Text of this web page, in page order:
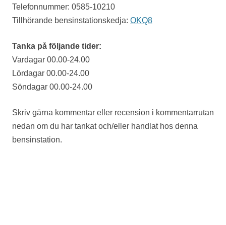
Telefonnummer: 0585-10210
Tillhörande bensinstationskedja: OKQ8
Tanka på följande tider:
Vardagar 00.00-24.00
Lördagar 00.00-24.00
Söndagar 00.00-24.00
Skriv gärna kommentar eller recension i kommentarrutan
nedan om du har tankat och/eller handlat hos denna
bensinstation.